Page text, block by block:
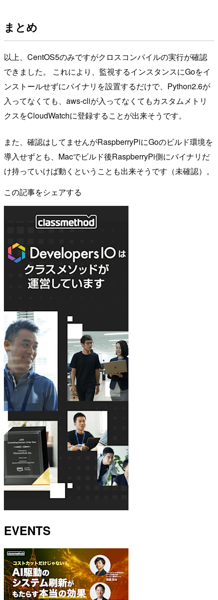
まとめ
以上、CentOS5のみですがクロスコンパイルの実行が確認
できました。 これにより、監視するインスタンスにGoをイ
ンストールせずにバイナリを設置するだけで、Python2.6が
入ってなくても、aws-cliが入ってなくてもカスタムメトリ
クスをCloudWatchに登録することが出来そうです。
また、確認はしてませんがRaspberryPiにGoのビルド環境を
導入せずとも、Macでビルド後RaspberryPi側にバイナリだ
け持っていけば動くということも出来そうです（未確認）。
この記事をシェアする
EVENTS